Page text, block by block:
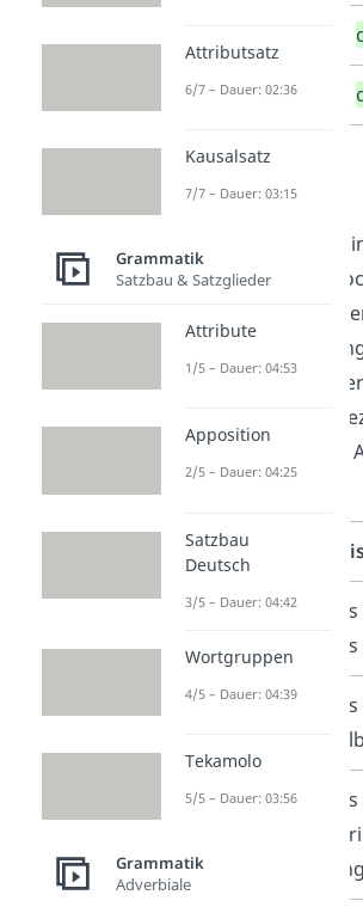
dasAuto
Neutrum:
weder maskulin
Sie erkennst du
bestimmten
dass sie sich auf
oder junge Tiere
werden durch den
begleitet.
Merkmal
Farben
Junge
Verben
Nomen
Attributsatz
6/7 – Dauer: 02:36
Kausalsatz
7/7 – Dauer: 03:15
Grammatik
Satzbau & Satzglieder
Attribute
1/5 – Dauer: 04:53
Apposition
2/5 – Dauer: 04:25
Satzbau
Deutsch
3/5 – Dauer: 04:42
Wortgruppen
4/5 – Dauer: 04:39
Tekamolo
5/5 – Dauer: 03:56
Grammatik
Adverbiale